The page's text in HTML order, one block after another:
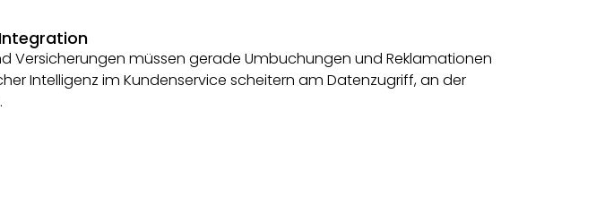
Versicherungen müssen gerade Umbuchungen und Reklamationen
Intelligenz im Kundenservice scheitern am Datenzugriff, an der